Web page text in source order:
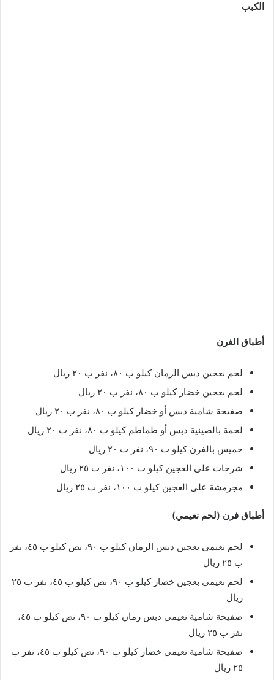
الكبب
أطباق الفرن
لحم بعجين دبس الرمان كيلو ب ٨٠، نفر ب ٢٠ ريال
لحم بعجين خضار كيلو ب ٨٠، نفر ب ٢٠ ريال
صفيحة شامية دبس أو خضار كيلو ب ٨٠، نفر ب ٢٠ ريال
لحمة بالصينية دبس أو طماطم كيلو ب ٨٠، نفر ب ٢٠ ريال
حميس بالفرن كيلو ب ٩٠، نفر ب ٢٠ ريال
شرحات على العجين كيلو ب ١٠٠، نفر ب ٢٥ ريال
مجرمشة على العجين كيلو ب ١٠٠، نفر ب ٢٥ ريال
أطباق فرن (لحم نعيمي)
لحم نعيمي بعجين دبس الرمان كيلو ب ٩٠، نص كيلو ب ٤٥، نفر
ب ٢٥ ريال
لحم نعيمي بعجين خضار كيلو ب ٩٠، نص كيلو ب ٤٥، نفر ب ٢٥
ريال
صفيحة شامية نعيمي دبس رمان كيلو ب ٩٠، نص كيلو ب ٤٥،
نفر ب ٢٥ ريال
صفيحة شامية نعيمي خضار كيلو ب ٩٠، نص كيلو ب ٤٥، نفر ب
٢٥ ريال